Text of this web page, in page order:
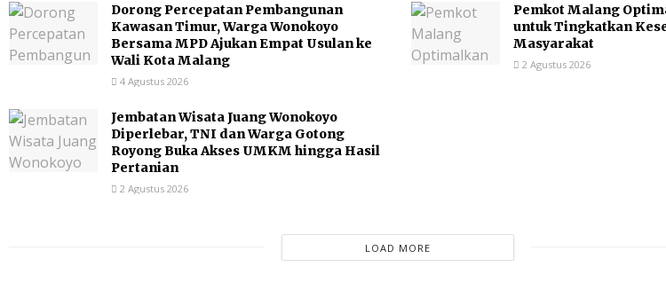
Dorong Percepatan Pembangunan
Kawasan Timur, Warga Wonokoyo
Bersama MPD Ajukan Empat Usulan ke
Wali Kota Malang
4 Agustus 2026
Pemkot Malang
untuk Tingkatkan
Masyarakat
2 Agustus 2026
Jembatan Wisata Juang Wonokoyo
Diperlebar, TNI dan Warga Gotong
Royong Buka Akses UMKM hingga Hasil
Pertanian
2 Agustus 2026
LOAD MORE